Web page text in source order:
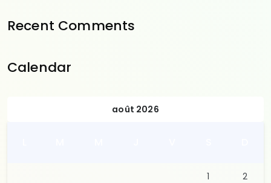
Recent Comments
Calendar
août 2026
1 2